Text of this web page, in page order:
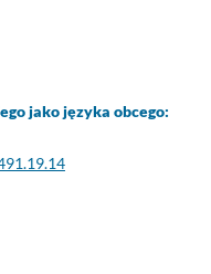
jako języka obcego: